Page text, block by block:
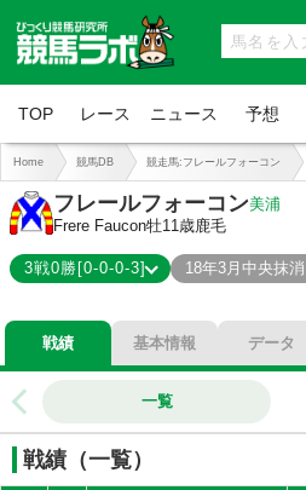
TOP レース ニュース 予想
Home 競馬DB 競走馬:フレールフォーコン
フレールフォーコン美浦
Frere Faucon牡11歳鹿毛
3戦0勝[0-0-0-3]
18年3月中央抹消
総合成績
複勝
戦績 基本情報 データ
一覧
戦績（一覧）